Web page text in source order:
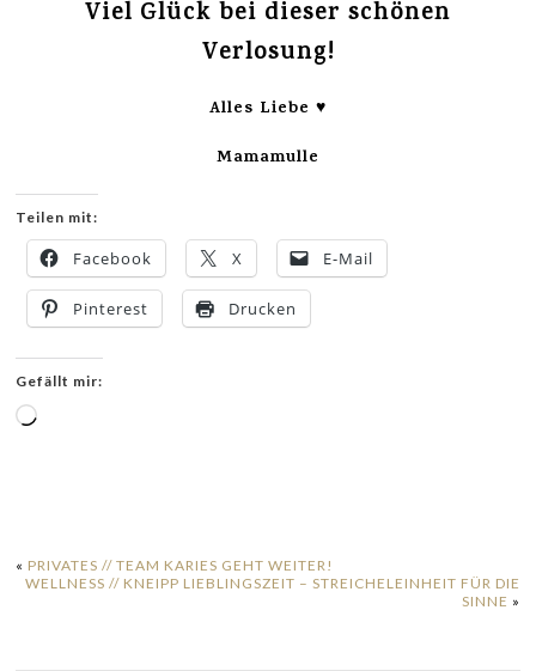
Viel Glück bei dieser schönen
Verlosung!
Alles Liebe ♥
Mamamulle
Teilen mit:
Facebook X E-Mail
Pinterest Drucken
Gefällt mir:
Wird
« PRIVATES // TEAM KARIES GEHT WEITER!
WELLNESS // KNEIPP LIEBLINGSZEIT – STREICHELEINHEIT FÜR DIE
SINNE »